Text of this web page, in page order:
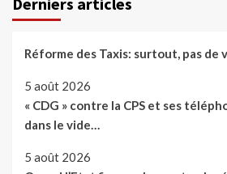
Réforme des Taxis: surtout, pas de
5 août 2026
« CDG » contre la CPS et ses
dans le vide…
5 août 2026